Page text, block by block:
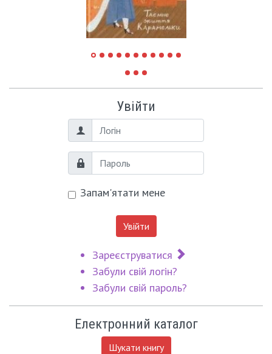
Увійти
Логін
Пароль
Запам'ятати мене
Увійти
Зареєструватися
Забули свій логін?
Забули свій пароль?
Електронний каталог
Шукати книгу